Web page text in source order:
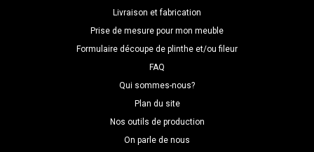
Livraison et fabrication
Prise de mesure pour mon meuble
Formulaire découpe de plinthe et/ou fileur
FAQ
Qui sommes-nous?
Plan du site
Nos outils de production
On parle de nous